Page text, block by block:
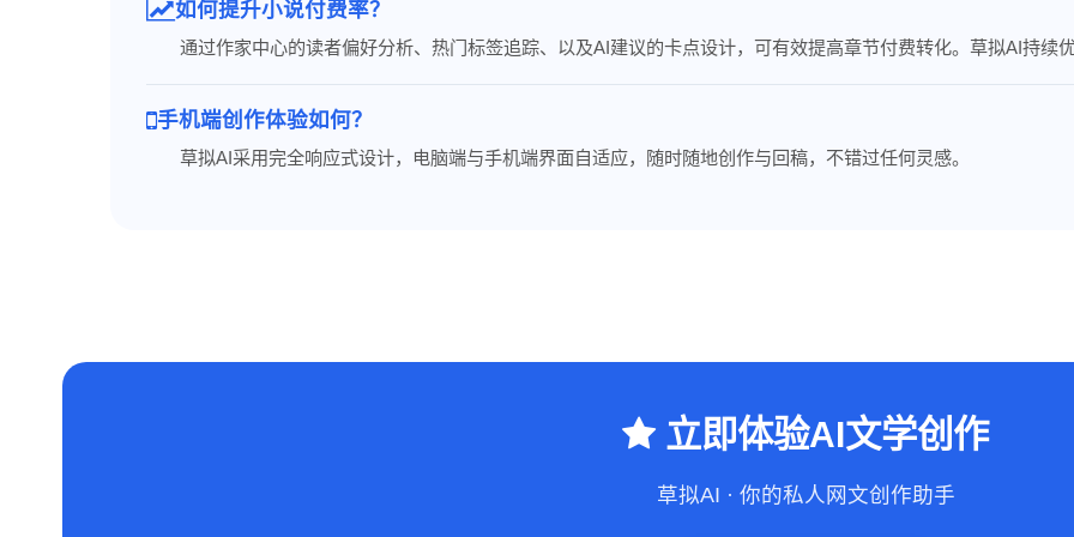
如何提升小说付费率？
通过作家中心的读者偏好分析、热门标签追踪、以及AI建议的卡点设计，可有效提高章节付费转化。草拟AI持续优
手机端创作体验如何？
草拟AI采用完全响应式设计，电脑端与手机端界面自适应，随时随地创作与回稿，不错过任何灵感。
立即体验AI文学创作
草拟AI · 你的私人网文创作助手